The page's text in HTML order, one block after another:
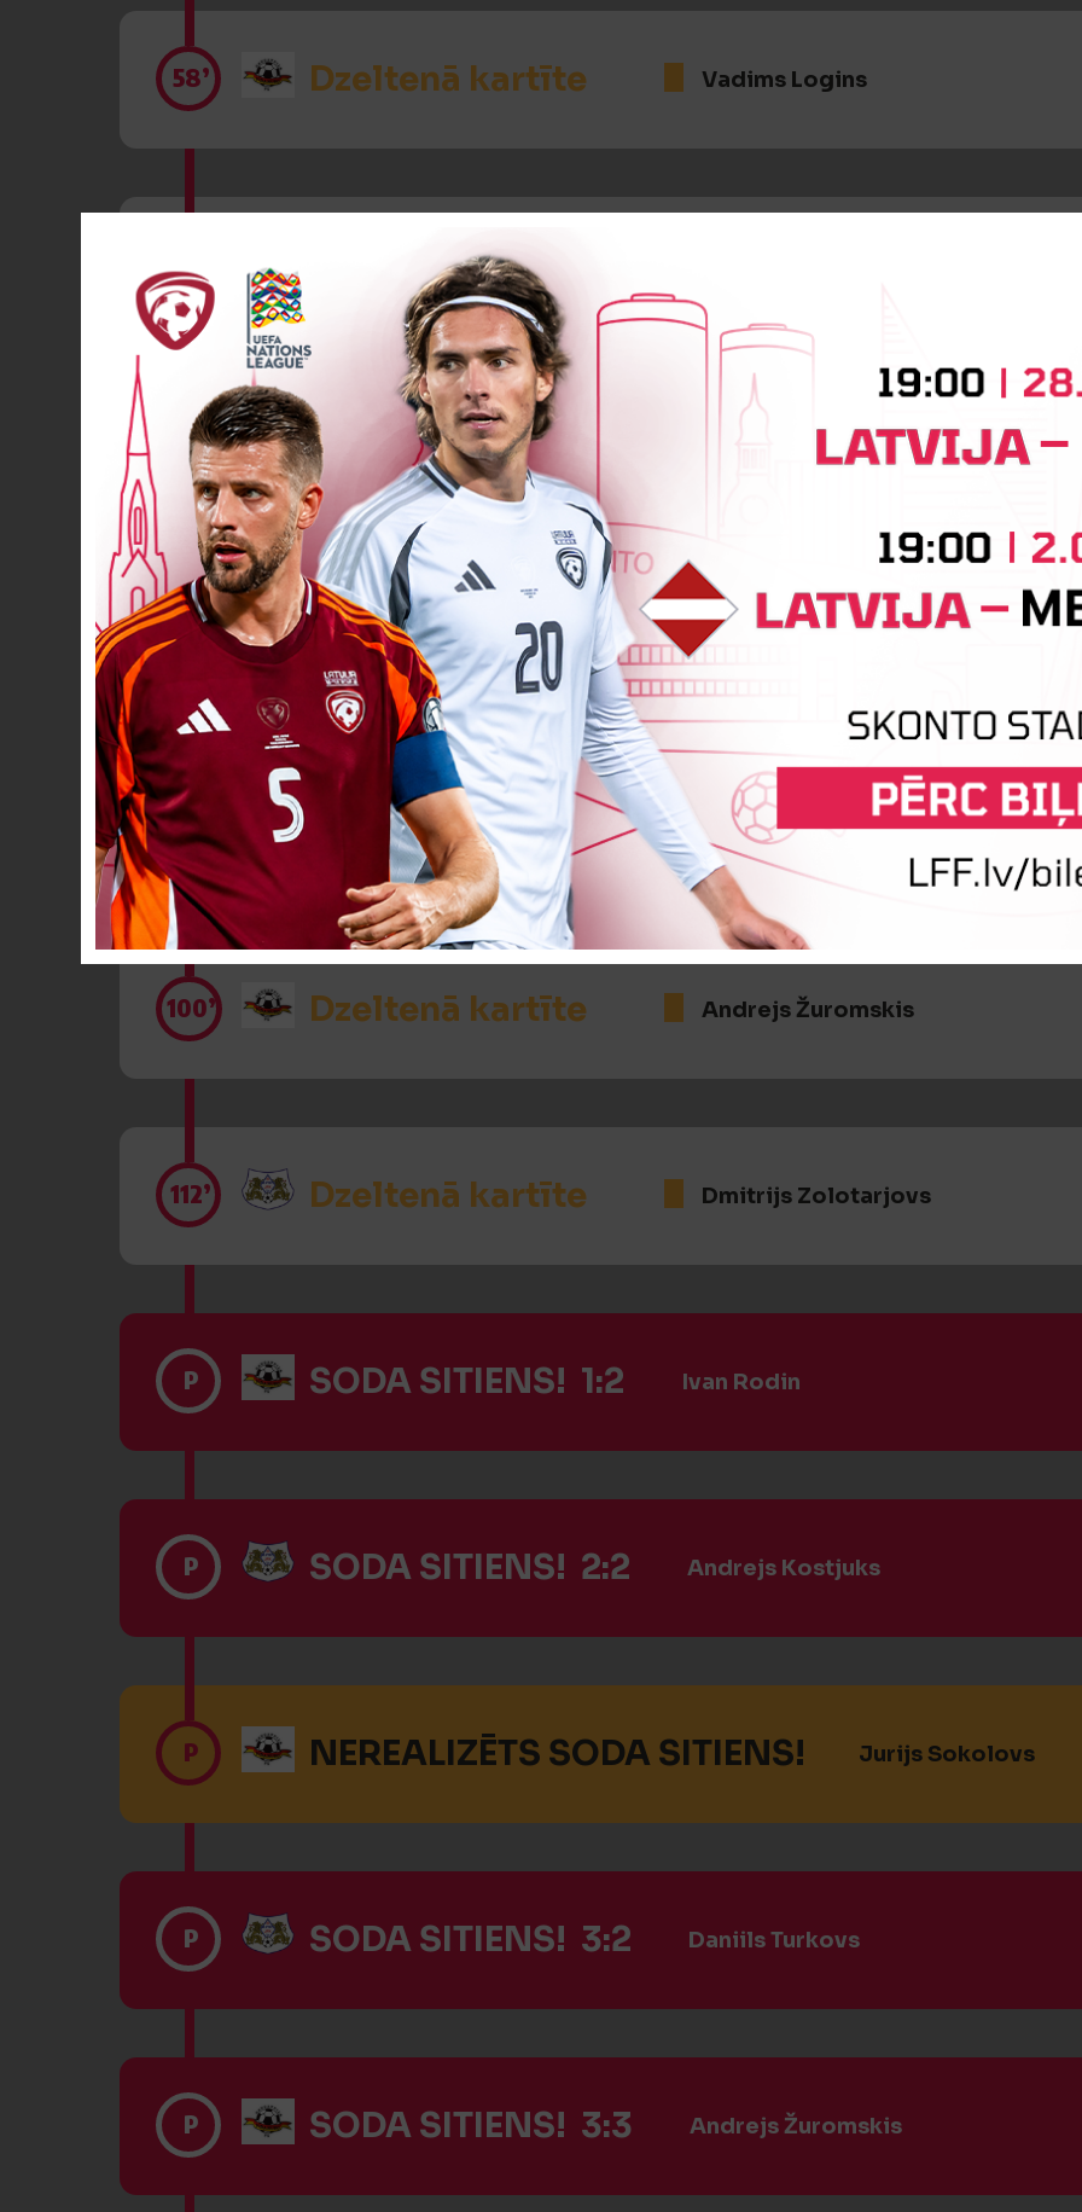
58’ Dzeltenā kartīte Vadims Logins
64’ Spēlētāja maiņa
83’ Spēlētāja maiņa Vitālijs Ziļs Viktors Šekovs
89’ VĀĀĀĀRTI! 1:1 Vārtus guva
89’ Dzeltenā kartīte Jurijs Sokolovs
100’ Dzeltenā kartīte Andrejs Žuromskis
112’ Dzeltenā kartīte Dmitrijs Zolotarjovs
P SODA SITIENS! 1:2 Ivan Rodin
P SODA SITIENS! 2:2 Andrejs Kostjuks
P NEREALIZĒTS SODA SITIENS! Jurijs Sokolovs
P SODA SITIENS! 3:2 Daniils Turkovs
P SODA SITIENS! 3:3 Andrejs Žuromskis